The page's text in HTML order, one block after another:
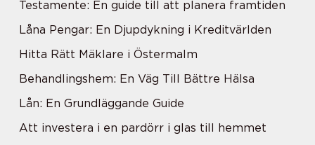
Testamente: En guide till att planera framtiden
Låna Pengar: En Djupdykning i Kreditvärlden
Hitta Rätt Mäklare i Östermalm
Behandlingshem: En Väg Till Bättre Hälsa
Lån: En Grundläggande Guide
Att investera i en pardörr i glas till hemmet